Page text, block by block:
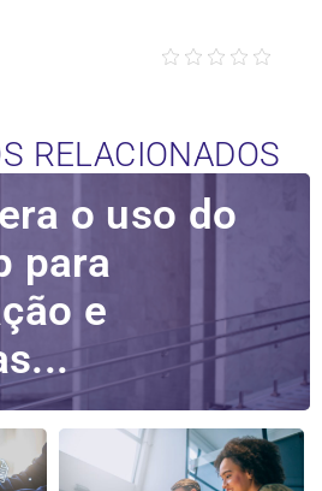
RELACIONADOS
o uso do
para
e